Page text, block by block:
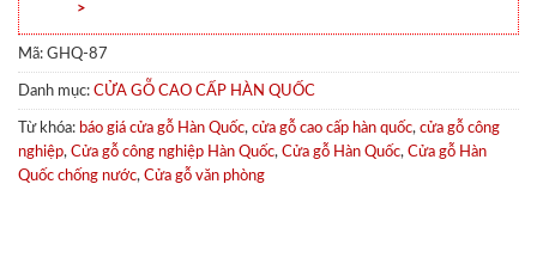
>
Mã: GHQ-87
Danh mục: CỬA GỖ CAO CẤP HÀN QUỐC
Từ khóa: báo giá cửa gỗ Hàn Quốc, cửa gỗ cao cấp hàn quốc, cửa gỗ công
nghiệp, Cửa gỗ công nghiệp Hàn Quốc, Cửa gỗ Hàn Quốc, Cửa gỗ Hàn
Quốc chống nước, Cửa gỗ văn phòng